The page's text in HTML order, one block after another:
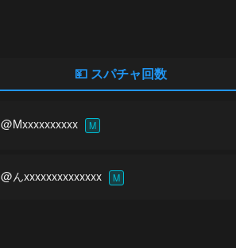
💴 スパチャ回数
@Mxxxxxxxxxx M
@んxxxxxxxxxxxxxx M